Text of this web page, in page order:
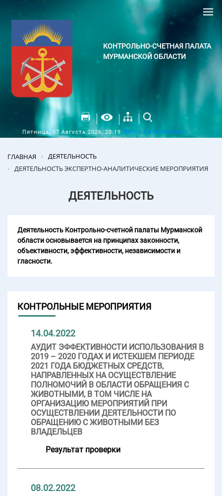
КОНТРОЛЬНО-СЧЕТНАЯ ПАЛАТА
МУРМАНСКОЙ ОБЛАСТИ
Пятница, 07 Августа 2026, 20:19 Погода в Мурманске
ГЛАВНАЯ
ДЕЯТЕЛЬНОСТЬ
ДЕЯТЕЛЬНОСТЬ ЭКСПЕРТНО-АНАЛИТИЧЕСКИЕ МЕРОПРИЯТИЯ
ДЕЯТЕЛЬНОСТЬ
Деятельность Контрольно-счетной палаты Мурманской
области основывается на принципах законности,
объективности, эффективности, независимости и
гласности.
КОНТРОЛЬНЫЕ МЕРОПРИЯТИЯ
14.04.2022
АУДИТ ЭФФЕКТИВНОСТИ ИСПОЛЬЗОВАНИЯ В
2019 – 2020 ГОДАХ И ИСТЕКШЕМ ПЕРИОДЕ
2021 ГОДА БЮДЖЕТНЫХ СРЕДСТВ,
НАПРАВЛЕННЫХ НА ОСУЩЕСТВЛЕНИЕ
ПОЛНОМОЧИЙ В ОБЛАСТИ ОБРАЩЕНИЯ С
ЖИВОТНЫМИ, В ТОМ ЧИСЛЕ НА
ОРГАНИЗАЦИЮ МЕРОПРИЯТИЙ ПРИ
ОСУЩЕСТВЛЕНИИ ДЕЯТЕЛЬНОСТИ ПО
ОБРАЩЕНИЮ С ЖИВОТНЫМИ БЕЗ
ВЛАДЕЛЬЦЕВ
Результат проверки
08.02.2022